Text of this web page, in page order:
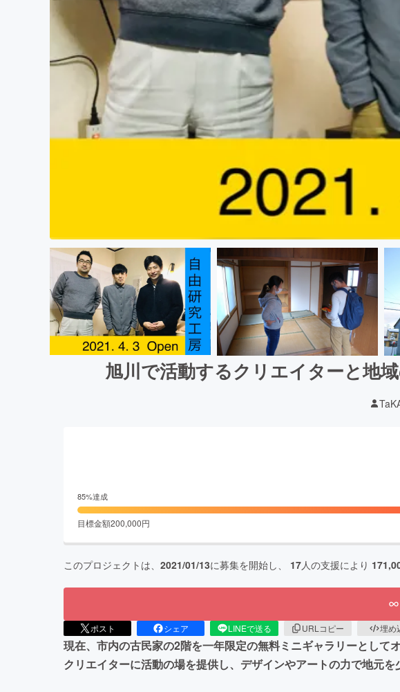
旭川で活動するクリエイターと地
85%達成
目標金額200,000円
このプロジェクトは、 2021/01/13に募集を開始し、 17人の支援により
ポスト シェア LINEで送る URLコピー 埋め
現在、市内の古民家の2階を一年限定の無料ミニギャラリーとし
クリエイターに活動の場を提供し、デザインやアートの力で地元を